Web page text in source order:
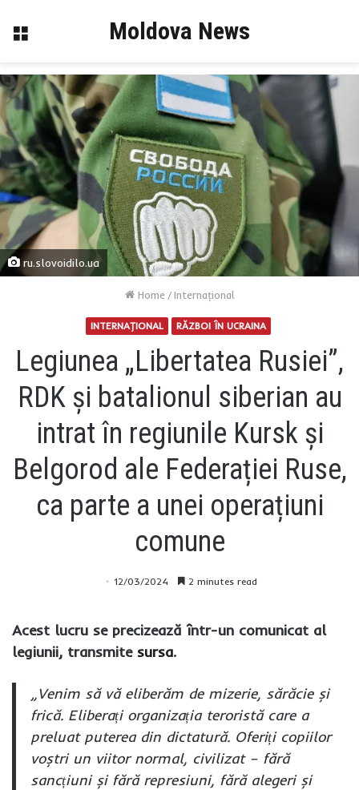
Menu Moldova News
ru.slovoidilo.ua
Home / Internaţional
INTERNAŢIONAL RĂZBOI ÎN UCRAINA
Legiunea „Libertatea Rusiei”,
RDK și batalionul siberian au
intrat în regiunile Kursk și
Belgorod ale Federației Ruse,
ca parte a unei operațiuni
comune
12/03/2024 2 minutes read
Acest lucru se precizează într-un comunicat al
legiunii, transmite sursa.
„Venim să vă eliberăm de mizerie, sărăcie și
frică. Eliberați organizația teroristă care a
preluat puterea din dictatură. Oferiți copiilor
voștri un viitor normal, civilizat – fără
sancțiuni și fără represiuni, fără alegeri și